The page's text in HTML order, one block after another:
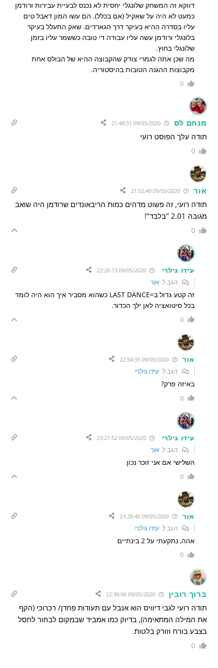
דווקא זה המשחק שלונגלי יחסית לא נכנס לבעיית עבירות ורודמן
כמעט לא היה על שאקיל (אם בכלל). הם עשו המון דאבל טים
עליו בסדרה ההיא בעיקר דרך הגארדים. שאק התעלל בעיקר
בלונגלי ורודמן עשה עליו עבודה די טובה כששמר עליו בזמן
שלונגלי בחוץ.
מה שכן אתה לגמרי צודק שהקבוצה ההיא של הבולס אחת
מקבוצות ההגנה הטובות בהיסטוריה.
0
מנחם לס 09/05/2020 21:48:31
תודה עלך הפוסט רועי
0
אור
תודה רועי, זה פשוט מדהים כמות הריבאונדים שרודמן היה שואב
מגובה 2.01 "בלבד"!
0
עידו גילרי 09/05/2020 22:26:13
הגב לאור
זה קטע גדול ב=LAST DANCE כשהוא מסביר איך הוא היה לומד
בכל סיטואציה לאן ילך הכדור.
0
אור
הגב לעידו גילרי
באיזה פרק?
0
עידו גילרי 09/05/2020 23:21:52
הגב לאור
השלישי אם אני זוכר נכון
0
אור
הגב לעידו גילרי
אהה, נתקעתי על 2 בינתיים
0
ברוך רובין 09/05/2020 22:36:06
תודה רועי לגבי דיוויס הוא אנבל עם תעודות פחדן/ רכרוכי (הקף
את המילה המתאימה), בדיוק כמו אמביד שבמקום לבחור לחסל
בצבע בורח וזורק בלטות.
0